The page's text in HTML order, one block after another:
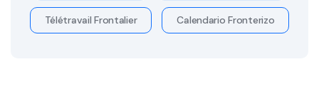
Télétravail Frontalier Calendario Fronterizo